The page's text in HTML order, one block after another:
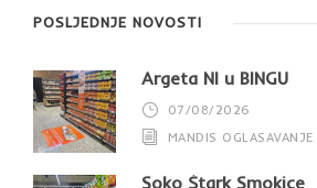
POSLJEDNJE NOVOSTI
Argeta NI u BINGU
07/08/2026
MANDIS OGLASAVANJE
Soko Štark Smokice